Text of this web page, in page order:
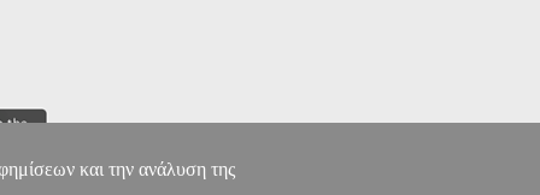
και την ανάλυση της